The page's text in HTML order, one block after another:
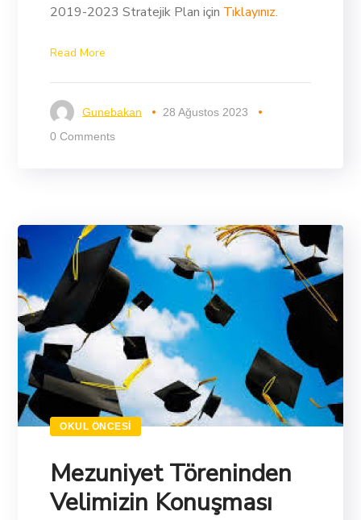
2019-2023 Stratejik Plan için Tıklayınız.
Read More
Gunebakan
28 Ağustos 2023
0 Comments
OKUL ÖNCESI
Mezuniyet Töreninden
Velimizin Konuşması